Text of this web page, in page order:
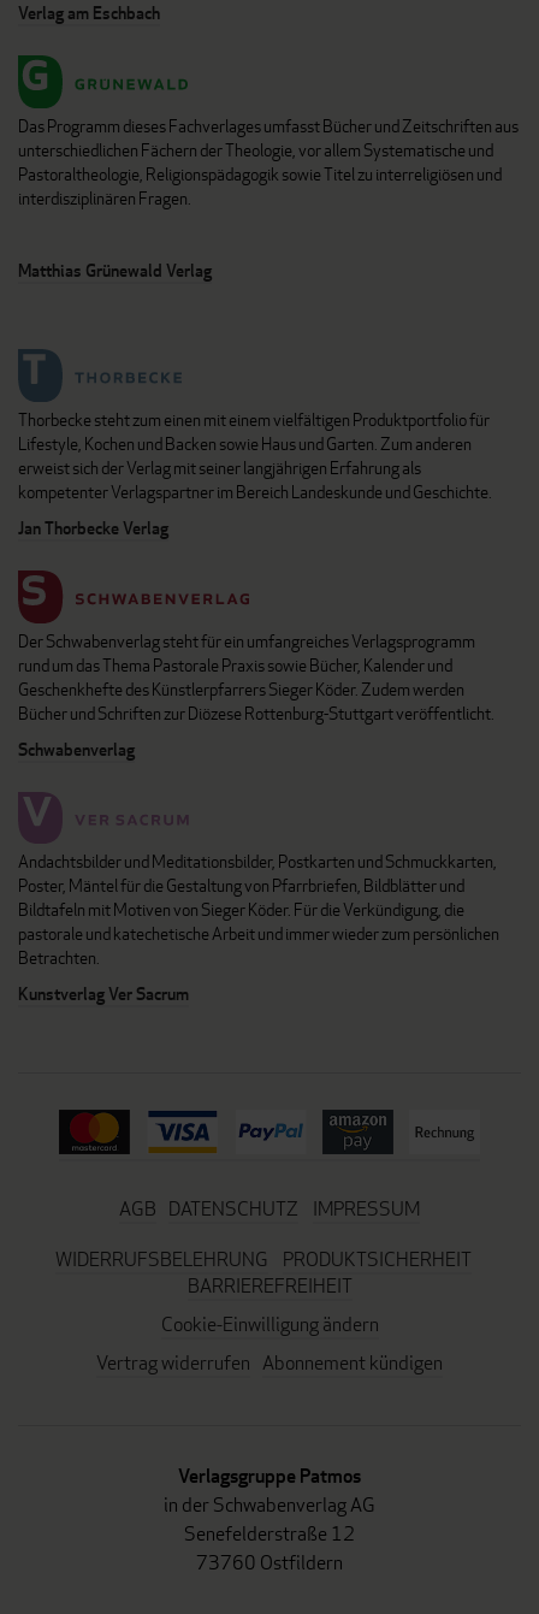
Verlag am Eschbach
Das Programm dieses Fachverlages umfasst Bücher und Zeitschriften aus
unterschiedlichen Fächern der Theologie, vor allem Systematische und
Pastoraltheologie, Religionspädagogik sowie Titel zu interreligiösen und
interdisziplinären Fragen.
Matthias Grünewald Verlag
Thorbecke steht zum einen mit einem vielfältigen Produktportfolio für
Lifestyle, Kochen und Backen sowie Haus und Garten. Zum anderen
erweist sich der Verlag mit seiner langjährigen Erfahrung als
kompetenter Verlagspartner im Bereich Landeskunde und Geschichte.
Jan Thorbecke Verlag
Der Schwabenverlag steht für ein umfangreiches Verlagsprogramm
rund um das Thema Pastorale Praxis sowie Bücher, Kalender und
Geschenkhefte des Künstlerpfarrers Sieger Köder. Zudem werden
Bücher und Schriften zur Diözese Rottenburg-Stuttgart veröffentlicht.
Schwabenverlag
Andachtsbilder und Meditationsbilder, Postkarten und Schmuckkarten,
Poster, Mäntel für die Gestaltung von Pfarrbriefen, Bildblätter und
Bildtafeln mit Motiven von Sieger Köder. Für die Verkündigung, die
pastorale und katechetische Arbeit und immer wieder zum persönlichen
Betrachten.
Kunstverlag Ver Sacrum
AGB DATENSCHUTZ
IMPRESSUM
WIDERRUFSBELEHRUNG
PRODUKTSICHERHEIT
BARRIEREFREIHEIT
Cookie-Einwilligung ändern
Vertrag widerrufen Abonnement kündigen
Verlagsgruppe Patmos
in der Schwabenverlag AG
Senefelderstraße 12
73760 Ostfildern